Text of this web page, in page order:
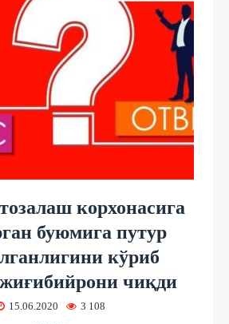
корхонасига
буюмига путур
кўриб
чиқди
15.06.2020 3 108